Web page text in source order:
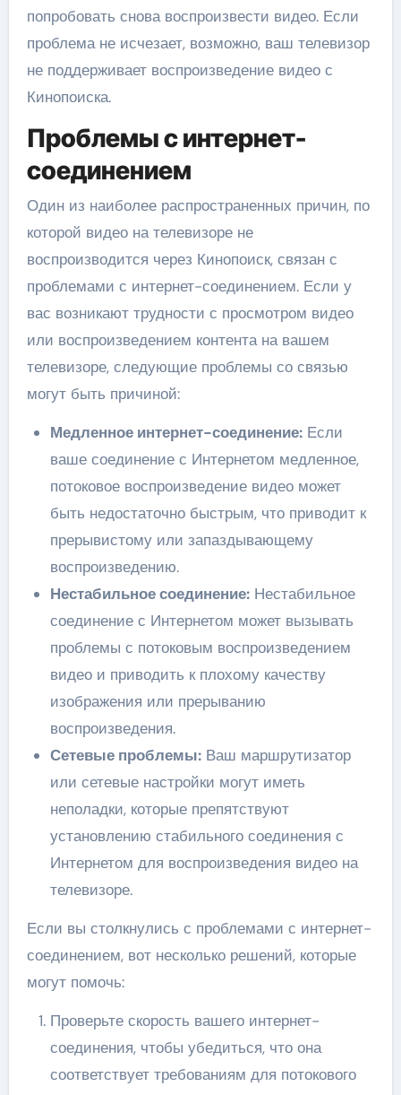
попробовать снова воспроизвести видео. Если
проблема не исчезает, возможно, ваш телевизор
не поддерживает воспроизведение видео с
Кинопоиска.
Проблемы с интернет-
соединением
Один из наиболее распространенных причин, по
которой видео на телевизоре не
воспроизводится через Кинопоиск, связан с
проблемами с интернет-соединением. Если у
вас возникают трудности с просмотром видео
или воспроизведением контента на вашем
телевизоре, следующие проблемы со связью
могут быть причиной:
Медленное интернет-соединение:Если
ваше соединение с Интернетом медленное,
потоковое воспроизведение видео может
быть недостаточно быстрым, что приводит к
прерывистому или запаздывающему
воспроизведению.
Нестабильное соединение:Нестабильное
соединение с Интернетом может вызывать
проблемы с потоковым воспроизведением
видео и приводить к плохому качеству
изображения или прерыванию
воспроизведения.
Сетевые проблемы:Ваш маршрутизатор
или сетевые настройки могут иметь
неполадки, которые препятствуют
установлению стабильного соединения с
Интернетом для воспроизведения видео на
телевизоре.
Если вы столкнулись с проблемами с интернет-
соединением, вот несколько решений, которые
могут помочь:
Проверьте скорость вашего интернет-
соединения, чтобы убедиться, что она
соответствует требованиям для потокового